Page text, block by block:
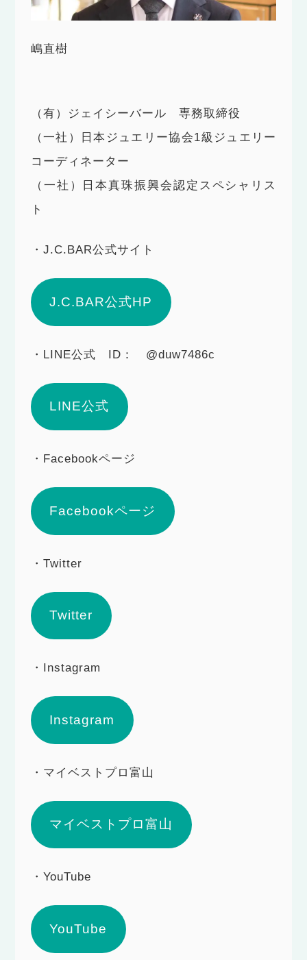
嶋直樹
（有）ジェイシーバール 専務取締役
（一社）日本ジュエリー協会1級ジュエリー
コーディネーター
（一社）日本真珠振興会認定スペシャリス
ト
・J.C.BAR公式サイト
J.C.BAR公式HP
・LINE公式 ID： @duw7486c
LINE公式
・Facebookページ
Facebookページ
・Twitter
Twitter
・Instagram
Instagram
・マイベストプロ富山
マイベストプロ富山
・YouTube
YouTube